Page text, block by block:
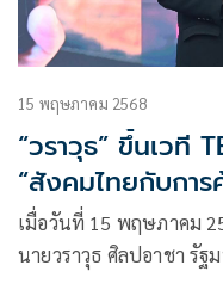
15 พฤษภาคม 2568
“วราวุธ” ขึ้นเวที
“สังคมไทยกับกา
ประชากร-ผลกระ
ไทยต้องปรับตัว
เมื่อวันที่ 15 พฤษภาคม
นายวราวุธ ศิลปอาชา รัฐ